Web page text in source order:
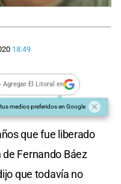
18:49
Agregar El Litoral en
medios preferidos en Google
que fue liberado
Fernando Báez
que todavía no